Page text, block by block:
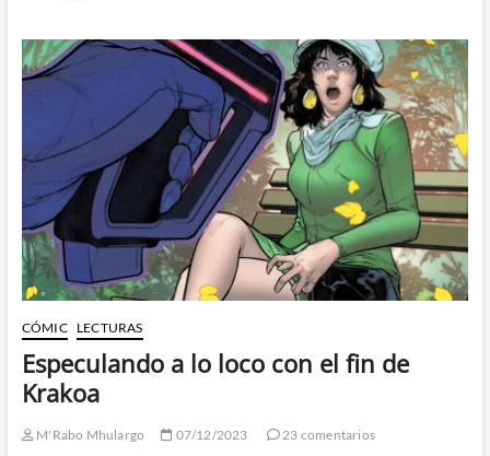
Marvel
han
anunciado
Con
de
Diego?
CÓMIC LECTURAS
Especulando a lo loco con el fin de
Krakoa
M'Rabo Mhulargo 07/12/2023
23 comentarios